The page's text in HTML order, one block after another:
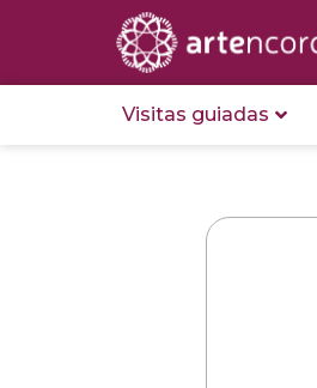
Visitas guiadas